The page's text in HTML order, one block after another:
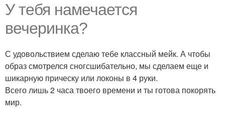
У тебя намечается
вечеринка?
С удовольствием сделаю тебе классный мейк. А чтобы
образ смотрелся сногсшибательно, мы сделаем еще и
шикарную прическу или локоны в 4 руки.
Всего лишь 2 часа твоего времени и ты готова покорять
мир.